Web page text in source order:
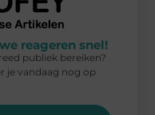
reageren snel!
publiek bereiken?
je vandaag nog op